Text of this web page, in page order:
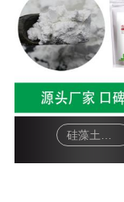
硅藻土面膜-软膜粉